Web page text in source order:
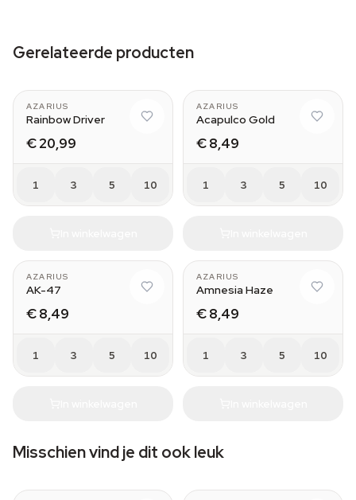
Gerelateerde producten
AZARIUS
Rainbow Driver
€ 20,99
1 3 5 10
AZARIUS
Acapulco Gold
€ 8,49
1 3 5 10
AZARIUS
AK-47
€ 8,49
1 3 5 10
AZARIUS
Amnesia Haze
€ 8,49
1 3 5 10
Misschien vind je dit ook leuk